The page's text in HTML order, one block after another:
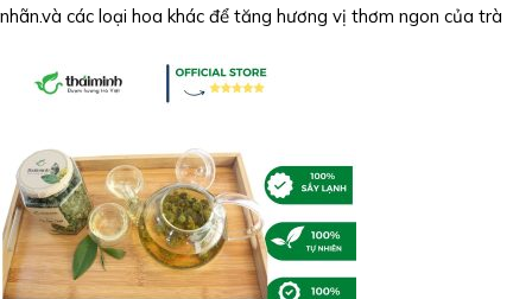
nhãn.và các loại hoa khác để tăng hương vị thơm ngon của trà